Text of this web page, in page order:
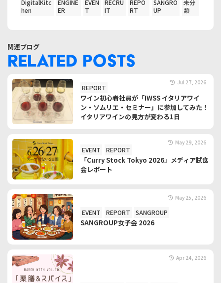
DigitalKitc
hen
ENGINE
ER
EVEN
T
RECRU
IT
REPO
RT
SANGRO
UP
未分
類
関連ブログ
RELATED POSTS
Jul 27, 2026
REPORT
ワイン初心者社員が「IWSS イタリアワイ
ン・ソムリエ・セミナー」に参加してみた！
イタリアワインの見方が変わる1日
May 29, 2026
EVENT REPORT
「Curry Stock Tokyo 2026」メディア試食
会レポート
May 25, 2026
EVENT REPORT SANGROUP
SANGROUP女子会 2026
Apr 24, 2026